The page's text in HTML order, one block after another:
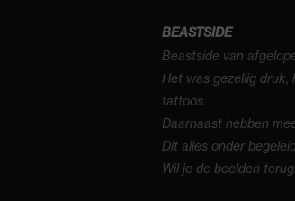
BEASTSIDE
Beastside van
Het was gezellig
tattoos.
Daarnaast hebben
Dit alles onder
Wil je de beelden